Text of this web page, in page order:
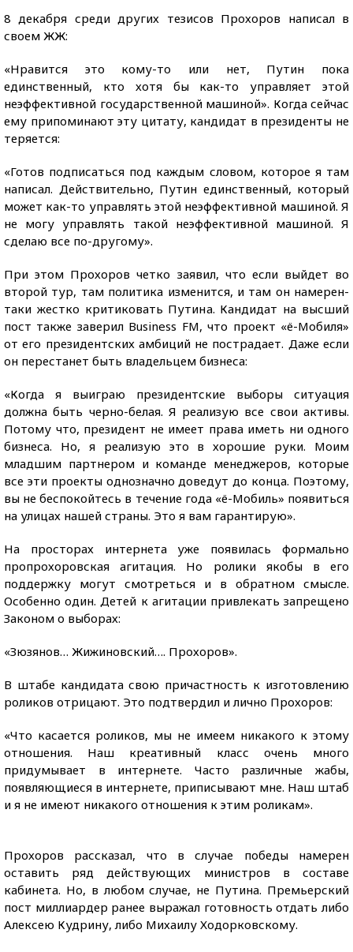
8 декабря среди других тезисов Прохоров написал в
своем ЖЖ:
«Нравится это кому-то или нет, Путин пока
единственный, кто хотя бы как-то управляет этой
неэффективной государственной машиной». Когда сейчас
ему припоминают эту цитату, кандидат в президенты не
теряется:
«Готов подписаться под каждым словом, которое я там
написал. Действительно, Путин единственный, который
может как-то управлять этой неэффективной машиной. Я
не могу управлять такой неэффективной машиной. Я
сделаю все по-другому».
При этом Прохоров четко заявил, что если выйдет во
второй тур, там политика изменится, и там он намерен-
таки жестко критиковать Путина. Кандидат на высший
пост также заверил Business FM, что проект «ё-Мобиля»
от его президентских амбиций не пострадает. Даже если
он перестанет быть владельцем бизнеса:
«Когда я выиграю президентские выборы ситуация
должна быть черно-белая. Я реализую все свои активы.
Потому что, президент не имеет права иметь ни одного
бизнеса. Но, я реализую это в хорошие руки. Моим
младшим партнером и команде менеджеров, которые
все эти проекты однозначно доведут до конца. Поэтому,
вы не беспокойтесь в течение года «ё-Мобиль» появиться
на улицах нашей страны. Это я вам гарантирую».
На просторах интернета уже появилась формально
пропрохоровская агитация. Но ролики якобы в его
поддержку могут смотреться и в обратном смысле.
Особенно один. Детей к агитации привлекать запрещено
Законом о выборах:
«Зюзянов… Жижиновский…. Прохоров».
В штабе кандидата свою причастность к изготовлению
роликов отрицают. Это подтвердил и лично Прохоров:
«Что касается роликов, мы не имеем никакого к этому
отношения. Наш креативный класс очень много
придумывает в интернете. Часто различные жабы,
появляющиеся в интернете, приписывают мне. Наш штаб
и я не имеют никакого отношения к этим роликам».
Прохоров рассказал, что в случае победы намерен
оставить ряд действующих министров в составе
кабинета. Но, в любом случае, не Путина. Премьерский
пост миллиардер ранее выражал готовность отдать либо
Алексею Кудрину, либо Михаилу Ходорковскому.